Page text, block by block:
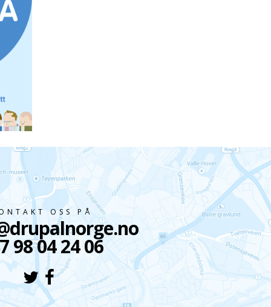
og
vi
OSS PÅ
98 04 24 06